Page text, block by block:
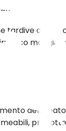
tardive o di
della